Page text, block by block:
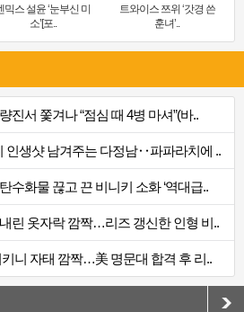
믹스 설윤 ‘눈부신 미
소’[포..
트와이스 쯔위 ‘갓경 쓴
훈녀’..
진서 쫓겨나 “점심 때 4병 마셔”(바..
인생샷 남겨주는 다정남‥파파라치에 ..
수화물 끊고 끈 비니키 소화 ‘역대급..
린 옷자락 깜짝…리즈 갱신한 인형 비..
니 자태 깜짝…美 명문대 합격 후 리..